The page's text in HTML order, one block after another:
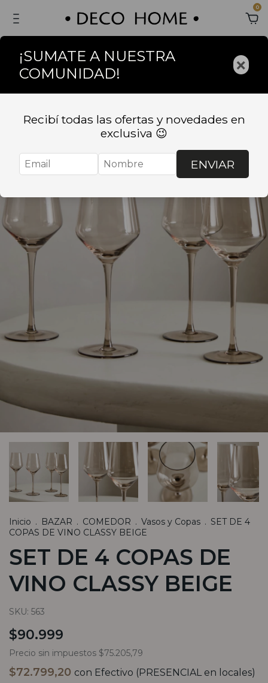
0
Inicio . BAZAR . COMEDOR . Vasos y Copas . SET DE 4
COPAS DE VINO CLASSY BEIGE
SET DE 4 COPAS DE
VINO CLASSY BEIGE
SKU: 563
$90.999
Precio sin impuestos $75.205,79
$72.799,20 con Efectivo (PRESENCIAL en locales)
¡SUMATE A NUESTRA
COMUNIDAD!
×
Recibí todas las ofertas y novedades en
exclusiva 😉
ENVIAR